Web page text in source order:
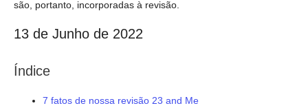
são, portanto, incorporadas à revisão.
13 de Junho de 2022
Índice
7 fatos de nossa revisão 23 and Me